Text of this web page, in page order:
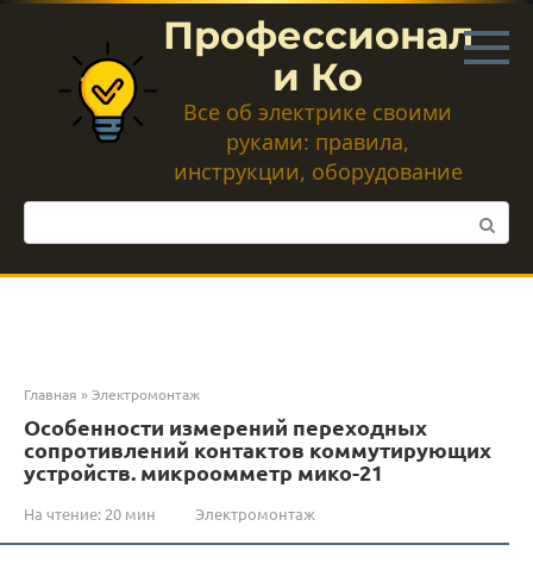
Перейти
контенту
Профессионал
и Ко
Все об электрике своими
руками: правила,
инструкции, оборудование
Поиск:
Главная »Электромонтаж
Особенности измерений переходных
сопротивлений контактов коммутирующих
устройств. микроомметр мико-21
На чтение: 20 мин Электромонтаж